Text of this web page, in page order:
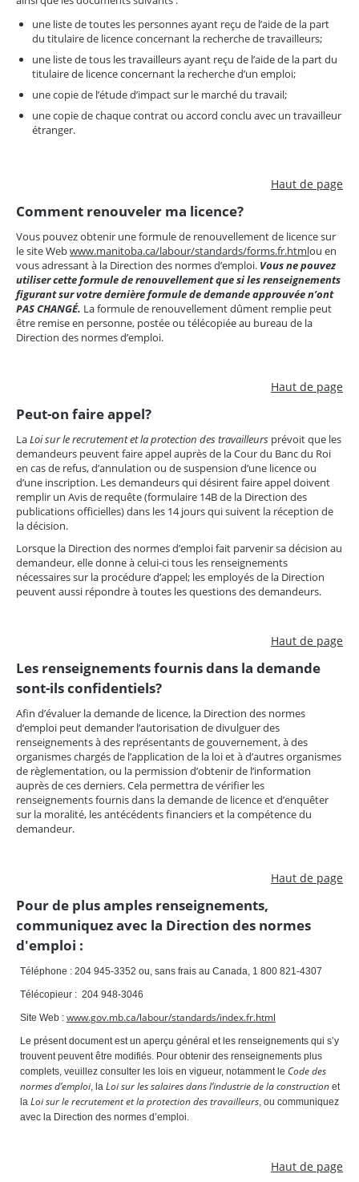
une liste de toutes les personnes ayant reçu de l’aide de la part
du titulaire de licence concernant la recherche de travailleurs;
une liste de tous les travailleurs ayant reçu de l’aide de la part du
titulaire de licence concernant la recherche d’un emploi;
une copie de l’étude d’impact sur le marché du travail;
une copie de chaque contrat ou accord conclu avec un travailleur
étranger.
Haut de page
Comment renouveler ma licence?
Vous pouvez obtenir une formule de renouvellement de licence sur
le site Webwww.manitoba.ca/labour/standards/forms.fr.htmlou en
vous adressant à la Direction des normes d’emploi. Vous ne pouvez
utiliser cette formule de renouvellement que si les renseignements
figurant sur votre dernière formule de demande approuvée n’ont
PAS CHANGÉ. La formule de renouvellement dûment remplie peut
être remise en personne, postée ou télécopiée au bureau de la
Direction des normes d’emploi.
Haut de page
Peut-on faire appel?
LaLoi sur le recrutement et la protection des travailleurs prévoit que les
demandeurs peuvent faire appel auprès de la Cour du Banc du Roi
en cas de refus, d’annulation ou de suspension d’une licence ou
d’une inscription. Les demandeurs qui désirent faire appel doivent
remplir un Avis de requête (formulaire 14B de la Direction des
publications officielles) dans les 14 jours qui suivent la réception de
la décision.
Lorsque la Direction des normes d’emploi fait parvenir sa décision au
demandeur, elle donne à celui-ci tous les renseignements
nécessaires sur la procédure d’appel; les employés de la Direction
peuvent aussi répondre à toutes les questions des demandeurs.
Haut de page
Les renseignements fournis dans la demande
sont-ils confidentiels?
Afin d’évaluer la demande de licence, la Direction des normes
d’emploi peut demander l’autorisation de divulguer des
renseignements à des représentants de gouvernement, à des
organismes chargés de l’application de la loi et à d’autres organismes
de règlementation, ou la permission d’obtenir de l’information
auprès de ces derniers. Cela permettra de vérifier les
renseignements fournis dans la demande de licence et d’enquêter
sur la moralité, les antécédents financiers et la compétence du
demandeur.
Haut de page
Pour de plus amples renseignements,
communiquez avec la Direction des normes
d'emploi :
Téléphone : 204 945-3352 ou, sans frais au Canada, 1 800 821-4307
Télécopieur : 204 948-3046
Site Web : www.gov.mb.ca/labour/standards/index.fr.html
Le présent document est un aperçu général et les renseignements qui s’y
trouvent peuvent être modifiés. Pour obtenir des renseignements plus
complets, veuillez consulter les lois en vigueur, notamment le Code des
normes d’emploi, la Loi sur les salaires dans l’industrie de la constructionet
la Loi sur le recrutement et la protection des travailleurs, ou communiquez
avec la Direction des normes d’emploi.
Haut de page